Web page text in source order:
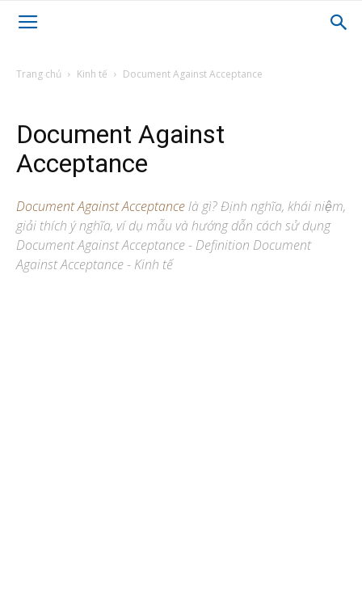
Trang chủ Kinh tế Document Against Acceptance
Document Against
Acceptance
Document Against Acceptancelà gì? Định nghĩa, khái niệm,
giải thích ý nghĩa, ví dụ mẫu và hướng dẫn cách sử dụng
Document Against Acceptance - Definition Document
Against Acceptance - Kinh tế